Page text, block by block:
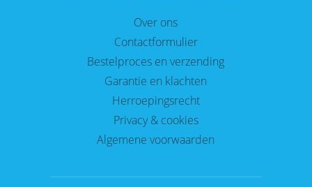
Over ons
Contactformulier
Bestelproces en verzending
Garantie en klachten
Herroepingsrecht
Privacy & cookies
Algemene voorwaarden